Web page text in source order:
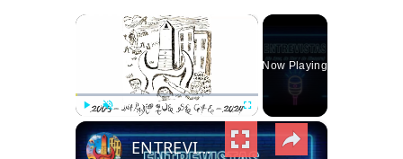
×
Unmute Fullscreen
Now Playing
×
ENTREVISTA CON JORGE GILES, PERIODISTA y ESCRITOR